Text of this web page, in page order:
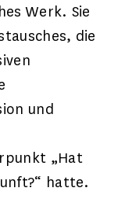
Werk. Sie
die
und
„Hat
hatte.